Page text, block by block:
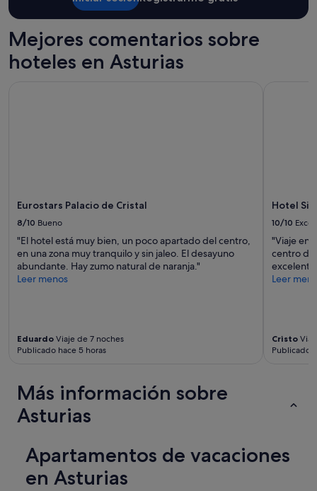
m
yMejores comentarios sobre
hoteles en Asturias
Eurostars Palacio de Cristal
8/10 Bueno
"El hotel está muy bien, un poco apartado del centro,
en una zona muy tranquilo y sin jaleo. El desayuno
abundante. Hay zumo natural de naranja."
Leer menos
Eduardo Viaje de 7 noches
Publicado hace 5 horas
Hotel
10/10
"Viaje en
centro de
excelente
Leer
Cristo
Publicado
Más información sobre
Asturias
Apartamentos de vacaciones
en Asturias